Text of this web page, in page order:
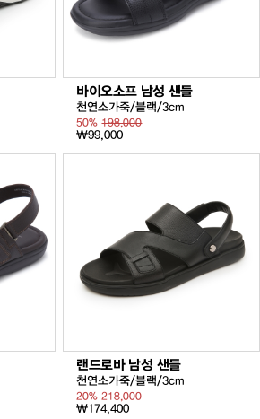
바이오소프 남성 샌들
천연소가죽/블랙/3cm
50%198,000
₩99,000
랜드로바 남성 샌들
천연소가죽/블랙/3cm
20%218,000
₩174,400